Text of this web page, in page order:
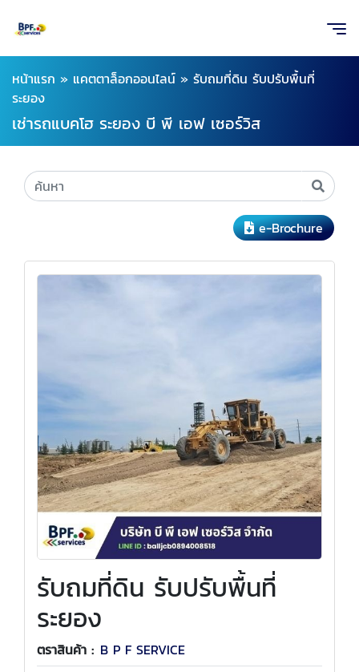
หน้าแรก » แคตตาล็อกออนไลน์ » รับถมที่ดิน รับปรับพื้นที่
ระยอง
เช่ารถแบคโฮ ระยอง บี พี เอฟ เซอร์วิส
e-Brochure
รับถมที่ดิน รับปรับพื้นที่
ระยอง
ตราสินค้า : B P F SERVICE